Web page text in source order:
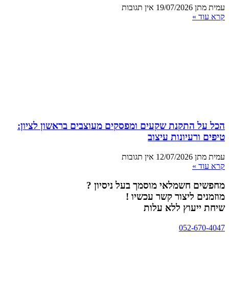
עמית מתן 19/07/2026 אין תגובות
קרא עוד »
הכל על התקנת שקעים ומפסקים מעוצבים בראשון לציון:
טיפים ורעיונות עיצוב
עמית מתן 12/07/2026 אין תגובות
קרא עוד »
מחפשים חשמלאי מוסמך בעל ניסיון ?
מוזמנים ליצור קשר עכשיו !
שיחת ייעוץ ללא עלות
052-670-4047